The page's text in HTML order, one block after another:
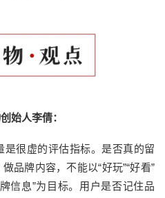
始人李倩：
很虚的评估指标。是否真的留
品牌内容，不能以“好玩”“好看”
信息”为目标。用户是否记住品